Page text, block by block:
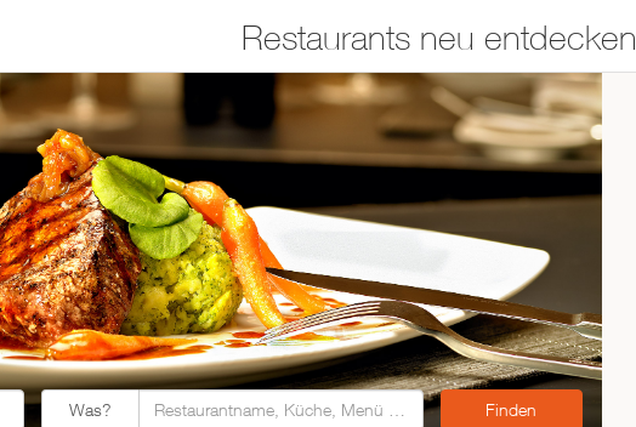
Restaurants neu entdecken
Restaurants auf der
Karte suchen
Etwas für jeden
Geschmack
Asiatisch
Italienisch
Französisch
Traditionell
Vegetarisch
Was?Was?